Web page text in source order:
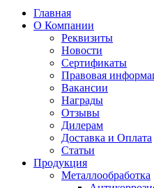
Главная
О Компании
Реквизиты
Новости
Сертификаты
Правовая
Вакансии
Награды
Отзывы
Дилерам
Доставка и Оплата
Статьи
Продукция
Металлообработка